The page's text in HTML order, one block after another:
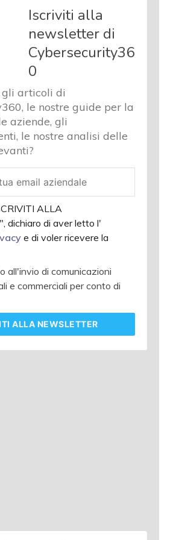
Iscriviti alla
newsletter di
Cybersecurity36
0
articoli di
le nostre guide per la
aziende, gli
le nostre analisi delle
ALLA
dichiaro di aver letto l'
e di voler ricevere la
all'invio di comunicazioni
e commerciali per conto di
ALLA NEWSLETTER